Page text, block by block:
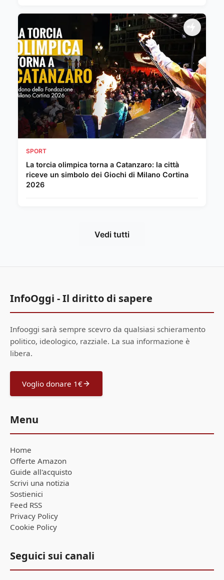
SPORT
La torcia olimpica torna a Catanzaro: la città
riceve un simbolo dei Giochi di Milano Cortina
2026
Vedi tutti
InfoOggi - Il diritto di sapere
Infooggi sarà sempre scevro da qualsiasi schieramento
politico, ideologico, razziale. La sua informazione è
libera.
Voglio donare 1€
Menu
Home
Offerte Amazon
Guide all'acquisto
Scrivi una notizia
Sostienici
Feed RSS
Privacy Policy
Cookie Policy
Seguici sui canali